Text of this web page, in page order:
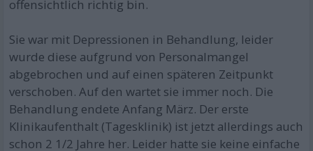
offensichtlich richtig bin.
Sie war mit Depressionen in Behandlung, leider
wurde diese aufgrund von Personalmangel
abgebrochen und auf einen späteren Zeitpunkt
verschoben. Auf den wartet sie immer noch. Die
Behandlung endete Anfang März. Der erste
Klinikaufenthalt (Tagesklinik) ist jetzt allerdings auch
schon 2 1/2 Jahre her. Leider hatte sie keine einfache